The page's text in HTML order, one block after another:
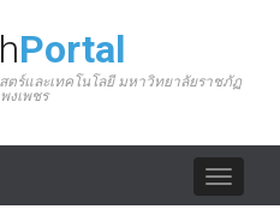
Portal
ร์และเทคโนโลยี มหาวิทยาลัยราชภัฏ
งเพชร
Toggle